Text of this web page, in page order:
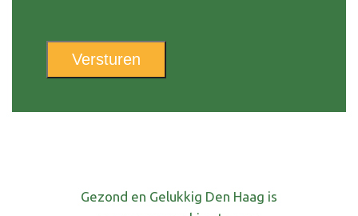
Versturen
Gezond en Gelukkig Den Haag is